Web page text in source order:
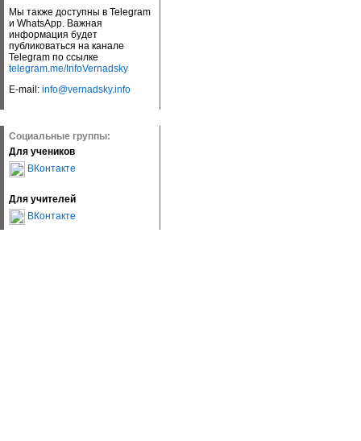
Мы также доступны в Telegram
и WhatsApp. Важная
информация будет
публиковаться на канале
Telegram по ссылке
telegram.me/InfoVernadsky
E-mail: info@vernadsky.info
Социальные группы:
Для учеников
ВКонтакте
Для учителей
ВКонтакте